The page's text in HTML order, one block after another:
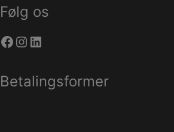
Følg os
Facebook
Instagram
LinkedIn
Betalingsformer